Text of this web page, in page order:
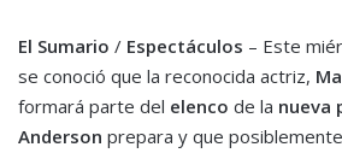
El Sumario / Espectáculos – Este
se conoció que la reconocida actriz,
formará parte del elenco de la nueva
Anderson prepara y que